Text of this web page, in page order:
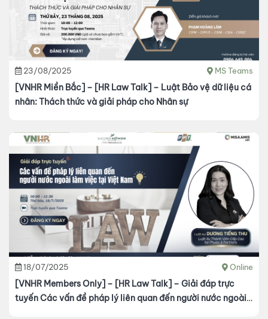
23/08/2025 MS Teams
[VNHR Miền Bắc] – [HR Law Talk] – Luật Bảo vệ dữ liệu cá
nhân: Thách thức và giải pháp cho Nhân sự
18/07/2025 Online
[VNHR Members Only] – [HR Law Talk] – Giải đáp trực
tuyến Các vấn đề pháp lý liên quan đến người nước ngoài